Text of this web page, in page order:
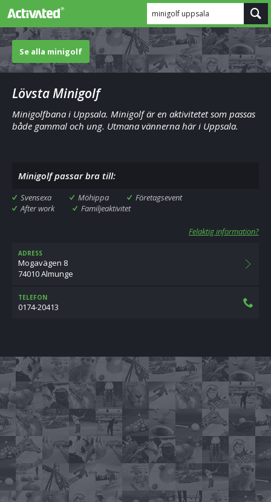
minigolf uppsala
Se alla minigolf
Lövsta Minigolf
Minigolfbana i Uppsala. Minigolf är en aktivitetet som passas
både gammal och ung. Utmana vännerna här i Uppsala.
Minigolf passar bra till:
Svensexa Möhippa
Företagsevent
After work
Familjeaktivitet
Felaktig information?
ADRESS
Mogavägen 8
74010 Almunge
TELEFON
0174-20413